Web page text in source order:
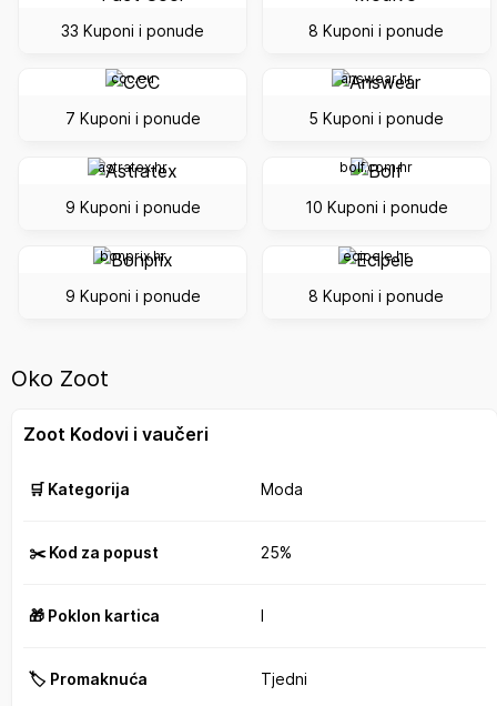
33 Kuponi i ponude 8 Kuponi i ponude
ccc.eu
7 Kuponi i ponude
answear.hr
5 Kuponi i ponude
astratex.hr
9 Kuponi i ponude
bolf.com.hr
10 Kuponi i ponude
bonprix.hr
9 Kuponi i ponude
ecipele.hr
8 Kuponi i ponude
Oko Zoot
Zoot Kodovi i vaučeri
🛒 Kategorija Moda
✂️ Kod za popust 25%
🎁 Poklon kartica I
🏷️ Promaknuća Tjedni